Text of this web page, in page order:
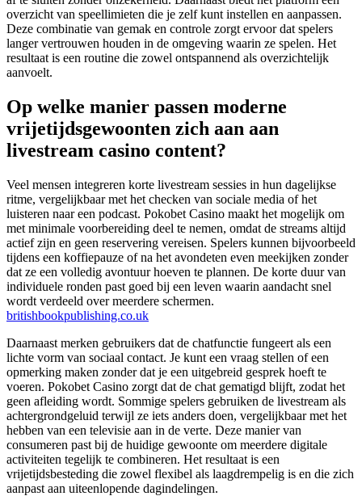
overzicht van speellimieten die je zelf kunt instellen en aanpassen.
Deze combinatie van gemak en controle zorgt ervoor dat spelers
langer vertrouwen houden in de omgeving waarin ze spelen. Het
resultaat is een routine die zowel ontspannend als overzichtelijk
aanvoelt.
Op welke manier passen moderne
vrijetijdsgewoonten zich aan aan
livestream casino content?
Veel mensen integreren korte livestream sessies in hun dagelijkse
ritme, vergelijkbaar met het checken van sociale media of het
luisteren naar een podcast. Pokobet Casino maakt het mogelijk om
met minimale voorbereiding deel te nemen, omdat de streams altijd
actief zijn en geen reservering vereisen. Spelers kunnen bijvoorbeeld
tijdens een koffiepauze of na het avondeten even meekijken zonder
dat ze een volledig avontuur hoeven te plannen. De korte duur van
individuele ronden past goed bij een leven waarin aandacht snel
wordt verdeeld over meerdere schermen.
britishbookpublishing.co.uk
Daarnaast merken gebruikers dat de chatfunctie fungeert als een
lichte vorm van sociaal contact. Je kunt een vraag stellen of een
opmerking maken zonder dat je een uitgebreid gesprek hoeft te
voeren. Pokobet Casino zorgt dat de chat gematigd blijft, zodat het
geen afleiding wordt. Sommige spelers gebruiken de livestream als
achtergrondgeluid terwijl ze iets anders doen, vergelijkbaar met het
hebben van een televisie aan in de verte. Deze manier van
consumeren past bij de huidige gewoonte om meerdere digitale
activiteiten tegelijk te combineren. Het resultaat is een
vrijetijdsbesteding die zowel flexibel als laagdrempelig is en die zich
aanpast aan uiteenlopende dagindelingen.